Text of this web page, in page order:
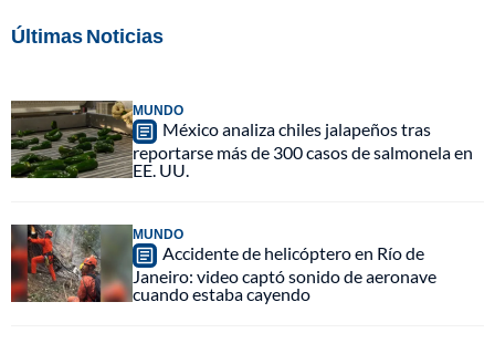
Últimas Noticias
MUNDO
México analiza chiles jalapeños tras
reportarse más de 300 casos de salmonela en
EE. UU.
MUNDO
Accidente de helicóptero en Río de
Janeiro: video captó sonido de aeronave
cuando estaba cayendo